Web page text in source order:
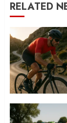
RELATED